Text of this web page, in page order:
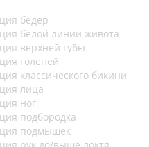
бедер
белой линии живота
верхней губы
голеней
классического бикини
лица
ног
подбородка
подмышек